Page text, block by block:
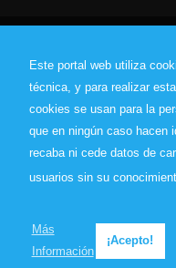
Este portal web utiliza
técnica, y para realizar
cookies se usan para la
que en ningún caso hacen
recaba ni cede datos de
usuarios sin su
Más
Información
¡Acepto!
Contacto
Política de envíos